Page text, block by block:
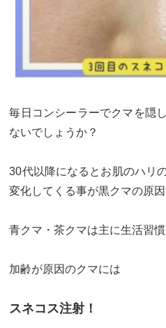
毎日コンシーラーでクマを隠
ないでしょうか？
30代以降になるとお肌のハリ
変化してくる事が黒クマの原
青クマ・茶クマは主に生活習
加齢が原因のクマには
スネコス注射！